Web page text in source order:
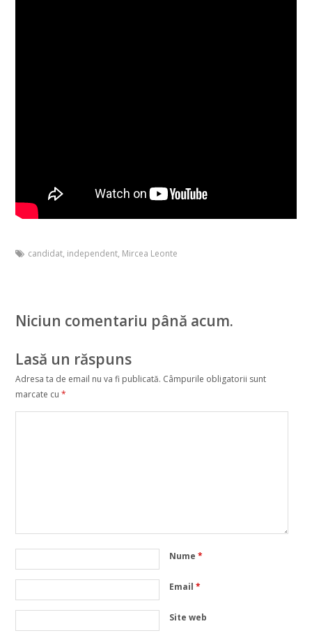
candidat, independent, Mircea Leonte
Niciun comentariu până acum.
Lasă un răspuns
Adresa ta de email nu va fi publicată. Câmpurile obligatorii sunt
marcate cu *
Nume *
Email *
Site web